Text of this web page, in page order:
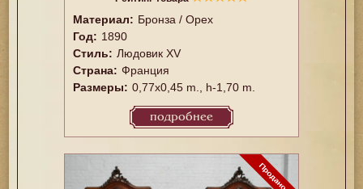
Материал: Бронза / Орех
Год: 1890
Стиль: Людовик XV
Страна: Франция
Размеры: 0,77x0,45 m., h-1,70 m.
подробнее